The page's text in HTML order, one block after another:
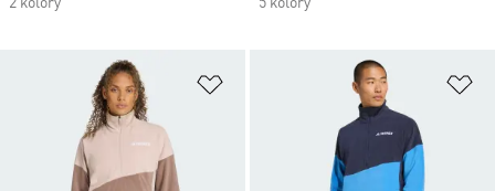
2 kolory
5 kolory
Dodaj do listy życzeń